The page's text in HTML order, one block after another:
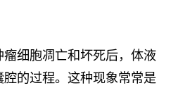
瘤细胞凋亡和坏死后，体液
的过程。这种现象常常是